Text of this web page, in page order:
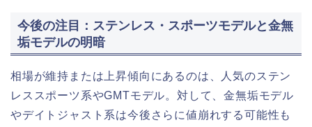
今後の注目：ステンレス・スポーツモデルと金無
垢モデルの明暗
相場が維持または上昇傾向にあるのは、人気のステン
レススポーツ系やGMTモデル。対して、金無垢モデル
やデイトジャスト系は今後さらに値崩れする可能性も